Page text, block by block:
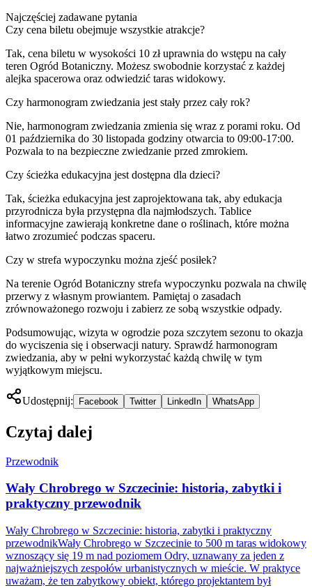
Najczęściej zadawane pytania
Czy cena biletu obejmuje wszystkie atrakcje?
Tak, cena biletu w wysokości 10 zł uprawnia do wstępu na cały
teren Ogród Botaniczny. Możesz swobodnie korzystać z każdej
alejka spacerowa oraz odwiedzić taras widokowy.
Czy harmonogram zwiedzania jest stały przez cały rok?
Nie, harmonogram zwiedzania zmienia się wraz z porami roku. Od
01 października do 30 listopada godziny otwarcia to 09:00-17:00.
Pozwala to na bezpieczne zwiedzanie przed zmrokiem.
Czy ścieżka edukacyjna jest dostępna dla dzieci?
Tak, ścieżka edukacyjna jest zaprojektowana tak, aby edukacja
przyrodnicza była przystępna dla najmłodszych. Tablice
informacyjne zawierają konkretne dane o roślinach, które można
łatwo zrozumieć podczas spaceru.
Czy w strefa wypoczynku można zjeść posiłek?
Na terenie Ogród Botaniczny strefa wypoczynku pozwala na chwilę
przerwy z własnym prowiantem. Pamiętaj o zasadach
zrównoważonego rozwoju i zabierz ze sobą wszystkie odpady.
Podsumowując, wizyta w ogrodzie poza szczytem sezonu to okazja
do wyciszenia się i obserwacji natury. Sprawdź harmonogram
zwiedzania, aby w pełni wykorzystać każdą chwilę w tym
wyjątkowym miejscu.
Udostępnij: Facebook Twitter LinkedIn WhatsApp
Czytaj dalej
Przewodnik
Wały Chrobrego w Szczecinie: historia, zabytki i
praktyczny przewodnik
Wały Chrobrego w Szczecinie: historia, zabytki i praktyczny
przewodnikWały Chrobrego w Szczecinie to 500 m taras widokowy
wznoszący się 19 m nad poziomem Odry, uznawany za jeden z
najważniejszych zespołów urbanistycznych w mieście. W praktyce
uważam, że ten zabytkowy obiekt, którego projektantem był